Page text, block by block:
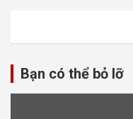
Bạn có thể bỏ lỡ